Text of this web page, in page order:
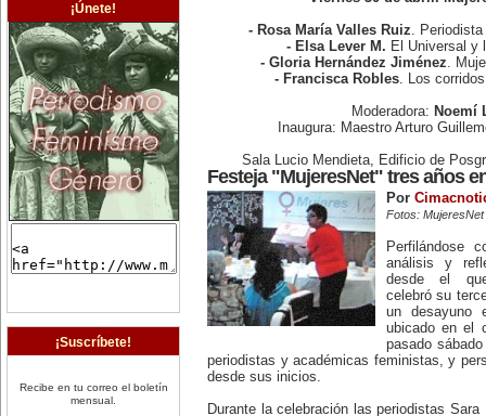
¡Únete!
¡Suscríbete!
Recibe en tu correo el boletín
mensual.
- Rosa María Valles Ruiz .
- Elsa Lever M. El Universal y
- Gloria Hernández Jiménez .
- Francisca Robles . Los
Moderadora: Noemí
Inaugura: Maestro Arturo
Sala Lucio Mendieta, Edificio de
Festeja "MujeresNet" tres años
Por
Fotos: MujeresNet
Perfilándose
análisis y
desde el
celebró su
un desayuno
ubicado en el
pasado
periodistas y académicas feministas, y
desde sus inicios.
Durante la celebración las periodistas